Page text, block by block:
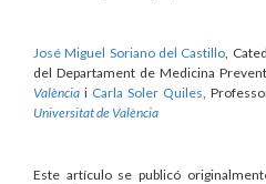
José Miguel Soriano del Castillo ,
del Departament de Medicina
València i Carla Soler Quiles ,
Universitat de València
Este artículo se publicó